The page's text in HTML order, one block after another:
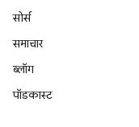
सोर्स
समाचार
ब्लॉग
पॉडकास्ट